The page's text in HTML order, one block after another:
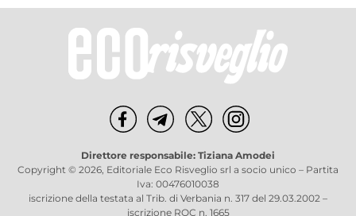
Direttore responsabile: Tiziana Amodei
Copyright © 2026, Editoriale Eco Risveglio srl a socio unico – Partita
Iva: 00476010038
iscrizione della testata al Trib. di Verbania n. 317 del 29.03.2002 –
iscrizione ROC n. 1665